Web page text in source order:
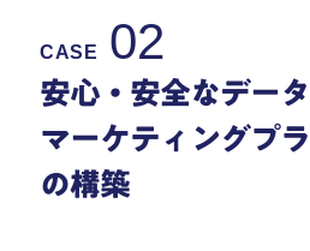
CASE 02
安心・安全なデー
マーケティングプ
の構築